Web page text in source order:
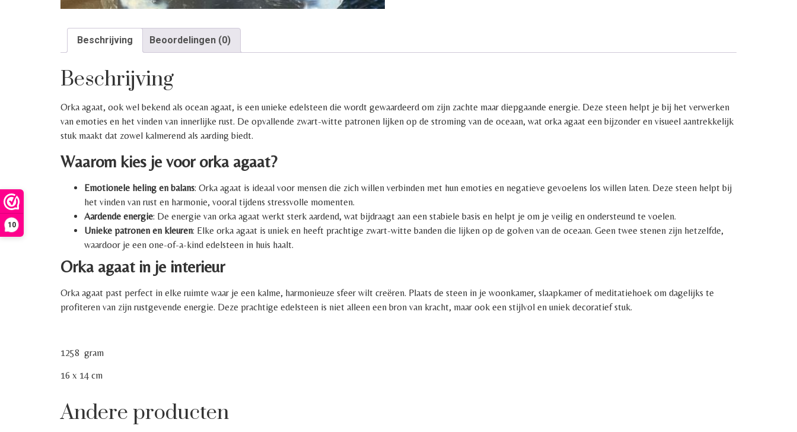
10
Beschrijving Beoordelingen (0)
Beschrijving
Orka agaat, ook wel bekend als ocean agaat, is een unieke edelsteen die wordt gewaardeerd om zijn zachte maar diepgaande energie. Deze steen helpt je bij het verwerken
van emoties en het vinden van innerlijke rust. De opvallende zwart-witte patronen lijken op de stroming van de oceaan, wat orka agaat een bijzonder en visueel aantrekkelijk
stuk maakt dat zowel kalmerend als aarding biedt.
Waarom kies je voor orka agaat?
Emotionele heling en balans: Orka agaat is ideaal voor mensen die zich willen verbinden met hun emoties en negatieve gevoelens los willen laten. Deze steen helpt bij
het vinden van rust en harmonie, vooral tijdens stressvolle momenten.
Aardende energie: De energie van orka agaat werkt sterk aardend, wat bijdraagt aan een stabiele basis en helpt je om je veilig en ondersteund te voelen.
Unieke patronen en kleuren: Elke orka agaat is uniek en heeft prachtige zwart-witte banden die lijken op de golven van de oceaan. Geen twee stenen zijn hetzelfde,
waardoor je een one-of-a-kind edelsteen in huis haalt.
Orka agaat in je interieur
Orka agaat past perfect in elke ruimte waar je een kalme, harmonieuze sfeer wilt creëren. Plaats de steen in je woonkamer, slaapkamer of meditatiehoek om dagelijks te
profiteren van zijn rustgevende energie. Deze prachtige edelsteen is niet alleen een bron van kracht, maar ook een stijlvol en uniek decoratief stuk.
1258 gram
16 x 14 cm
Andere producten